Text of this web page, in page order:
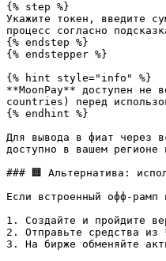
{% step %}
Укажите токен, введите
процесс согласно
{% endstep %}
{% endstepper %}
{% hint style="info" %}
**MoonPay** доступен не
countries) перед
{% endhint %}
Для вывода в фиат через
доступно в вашем
### 🏢 Альтернатива:
Если встроенный офф-
1. Создайте и пройдите
2. Отправьте средства
3. На бирже обменяйте